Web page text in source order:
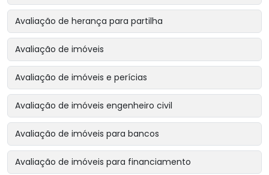
Avaliação de herança para partilha
Avaliação de imóveis
Avaliação de imóveis e perícias
Avaliação de imóveis engenheiro civil
Avaliação de imóveis para bancos
Avaliação de imóveis para financiamento